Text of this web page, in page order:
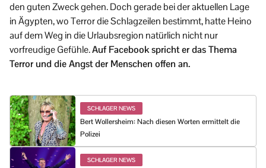
den guten Zweck gehen. Doch gerade bei der aktuellen Lage
in Ägypten, wo Terror die Schlagzeilen bestimmt, hatte Heino
auf dem Weg in die Urlaubsregion natürlich nicht nur
vorfreudige Gefühle.Auf Facebook spricht er das Thema
Terror und die Angst der Menschen offen an.
SCHLAGER NEWS
Bert Wollersheim: Nach diesen Worten ermittelt die
Polizei
SCHLAGER NEWS